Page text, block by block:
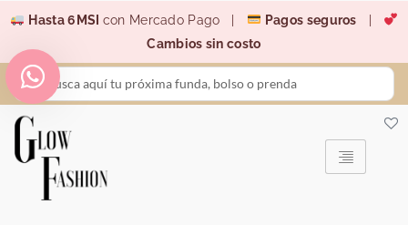
contenido
Hasta 6MSI con Mercado Pago | Pagos seguros
Cambios sin costo
Search
...